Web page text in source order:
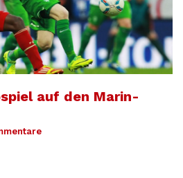
auf den Marin-